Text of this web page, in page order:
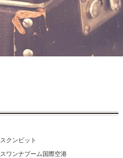
スクンビット
スワンナプーム国際空港